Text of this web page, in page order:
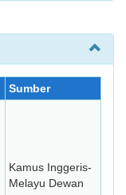
Sumber
Kamus Inggeris-
Melayu Dewan